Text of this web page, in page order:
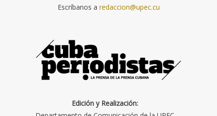
Escríbanos a redaccion@upec.cu
Edición y Realización: